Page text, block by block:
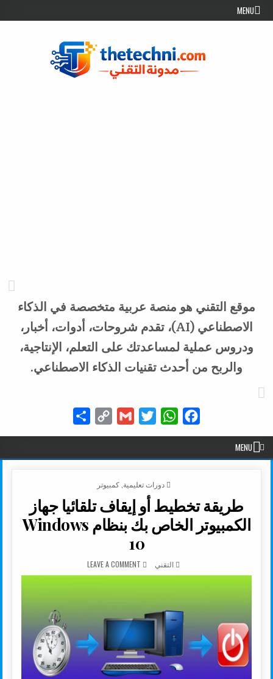
Skip to content
MENU
موقع التقني هو منصة عربية متخصصة في الذكاء
الاصطناعي (AI)، تقدم شروحات، أدوات، أخبار،
ودروس عملية لمساعدتك على التعلم، الإنتاجية،
والربح من أحدث تقنيات الذكاء الاصطناعي.
Facebook
WhatsApp
Twitter
Gmail
Copy
MENU
POSTED IN
دورات تعليمية ,كمبيوتر
طريقة تخطيط أو إيقاف تلقائيا جهاز
الكمبيوتر الخاص بك بنظام Windows
10
AUTHOR:
التقني LEAVE A COMMENTON طريقة تخطيط أو إيقاف تلقائيا جهاز الكمبيوتر الخاص بك بنظام WINDOWS 10